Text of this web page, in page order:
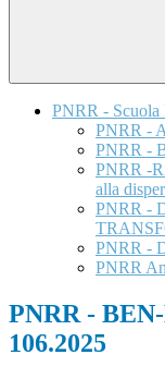
PNRR - Scuola
PNRR -
PNRR -
PNRR -
alla
PNRR -
PNRR -
PNRR
PNRR -
106.2025